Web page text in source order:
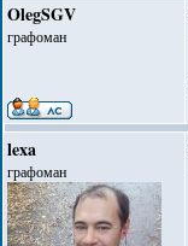
OlegSGV
графоман
lexa
графоман